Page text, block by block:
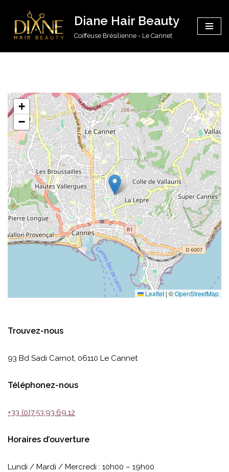
Aller
au
contenu
Diane Hair Beauty
Coiffeuse Brésilienne - Le Cannet
+
−
Leaflet | ©OpenStreetMap
Trouvez-nous
93 Bd Sadi Carnot, 06110 Le Cannet
Téléphonez-nous
+33 (0)7.53.93.69.12
Horaires d’ouverture
Lundi / Mardi / Mercredi : 10h00 – 19h00